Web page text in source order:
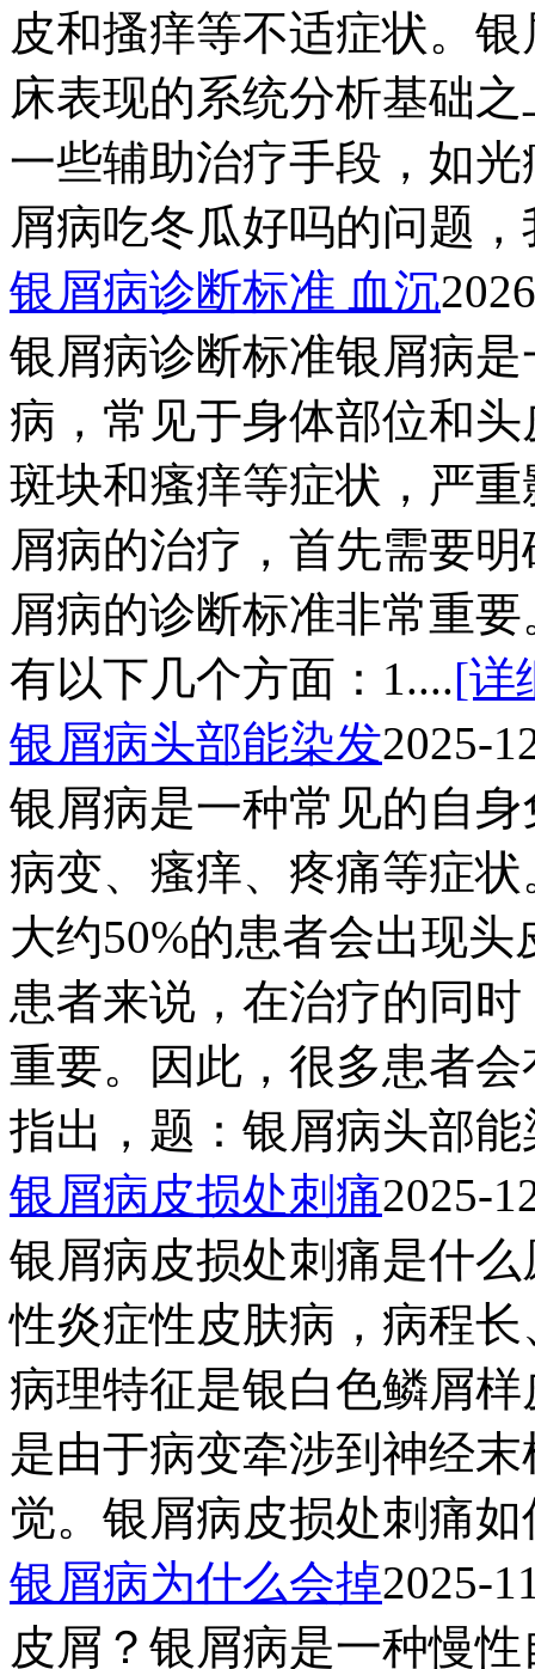
皮和搔痒等不适症状。
床表现的系统分析基础
一些辅助治疗手段，如
屑病吃冬瓜好吗的问题，
银屑病诊断标准 血沉
银屑病诊断标准银屑病
病，常见于身体部位和
斑块和瘙痒等症状，严
屑病的治疗，首先需要
屑病的诊断标准非常重
有以下几个方面：1....[详
银屑病头部能染发2025-
银屑病是一种常见的自
病变、瘙痒、疼痛等症
大约50%的患者会出现
患者来说，在治疗的同
重要。因此，很多患者
指出，题：银屑病头部
银屑病皮损处刺痛2025-
银屑病皮损处刺痛是什
性炎症性皮肤病，病程
病理特征是银白色鳞屑
是由于病变牵涉到神经
觉。银屑病皮损处刺痛
银屑病为什么会掉2025-
皮屑？银屑病是一种慢